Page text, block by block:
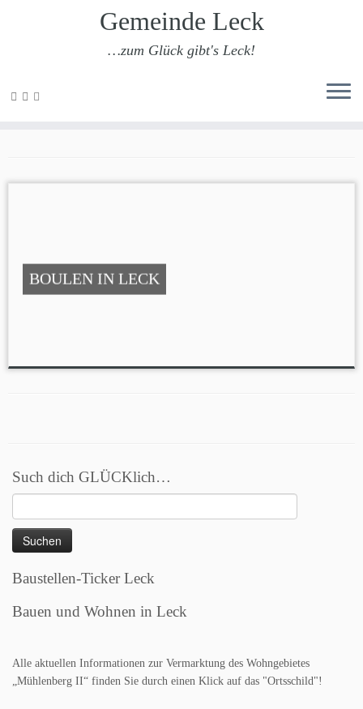
Zum
Gemeinde Leck
…zum Glück gibt's Leck!
BOULEN IN LECK
Such dich GLÜCKlich…
nach:
Baustellen-Ticker Leck
Bauen und Wohnen in Leck
Alle aktuellen Informationen zur Vermarktung des Wohngebietes
„Mühlenberg II“ finden Sie durch einen Klick auf das "Ortsschild"!